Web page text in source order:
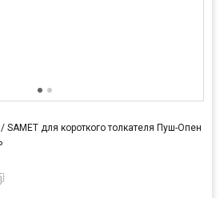
для короткого толкателя Пуш-Опен